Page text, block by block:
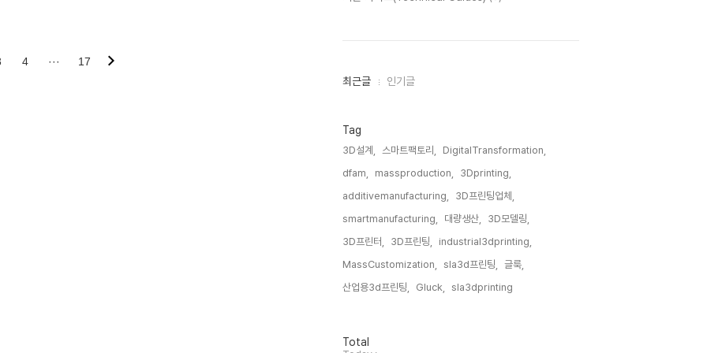
으로 한 초소형 층간 이동 로
넓혀가고 있습니다. 이번 글..
4 ··· 17
최
인
글
최근글 인기글
Tag
3D설계, 스마트팩토리,
DigitalTransformation,
dfam,
massproduction,
3Dprinting,
additivemanufacturing,
3D프린팅업체,
smartmanufacturing,
대량생산,
3D모델링,
3D프린터,
3D프린팅,
industrial3dprinting,
MassCustomization,
sla3d프린팅,
글룩,
산업용3d프린팅,
Gluck, sla3dprinting,
방
Total